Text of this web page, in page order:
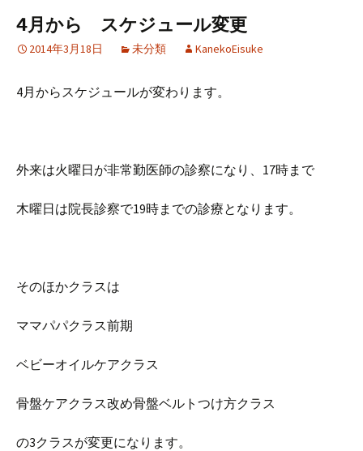
4月から スケジュール変更
2014年3月18日 未分類 KanekoEisuke
4月からスケジュールが変わります。
外来は火曜日が非常勤医師の診察になり、17時まで
木曜日は院長診察で19時までの診療となります。
そのほかクラスは
ママパパクラス前期
ベビーオイルケアクラス
骨盤ケアクラス改め骨盤ベルトつけ方クラス
の3クラスが変更になります。